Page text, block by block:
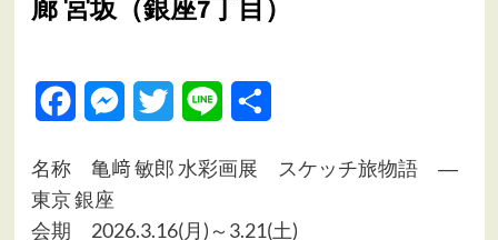
廊 宮坂（銀座7丁目）
FacebookMessenger
Twitter Line
名称 亀﨑 敏郎 水彩画展 スケッチ旅物語 ―
東京 銀座
会期 2026.3.16(月)～3.21(土)